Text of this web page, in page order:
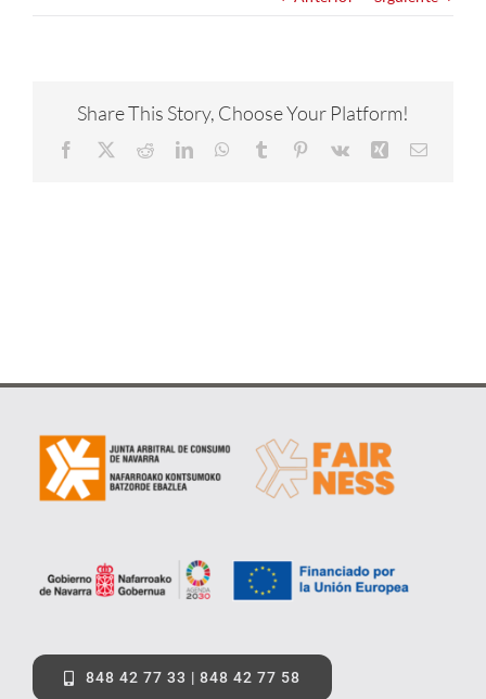
CONTACTA
Share This Story, Choose Your Platform!
Facebook RedditLinkedInWhatsApp
Tumblr Pinterest
Vk Xing Correo
848 42 77 33 | 848 42 77 58